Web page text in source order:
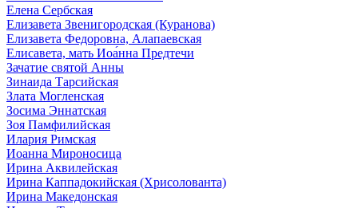
Елена Сербская
Елизавета Звенигородская (Куранова)
Елизавета Федоровна, Алапаевская
Елисавета, мать Иоа́нна Предтечи
Зачатие святой Анны
Зинаида Тарсийская
Злата Могленская
Зосима Эннатская
Зоя Памфилийская
Илария Римская
Иоанна Мироносица
Ирина Аквилейская
Ирина Каппадокийская (Хрисолованта)
Ирина Македонская